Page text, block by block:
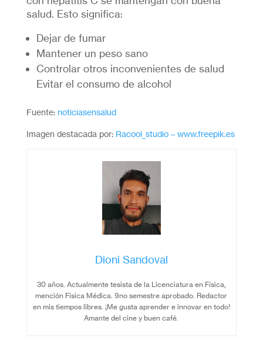
salud. Esto significa:
Dejar de fumar
Mantener un peso sano
Controlar otros inconvenientes de salud
Evitar el consumo de alcohol
Fuente: noticiasensalud
Imagen destacada por:Racool_studio – www.freepik.es
Dioni Sandoval
30 años. Actualmente tesista de la Licenciatura en Física,
mención Física Médica. 9no semestre aprobado. Redactor
en mis tiempos libres. ¡Me gusta aprender e innovar en todo!
Amante del cine y buen café.